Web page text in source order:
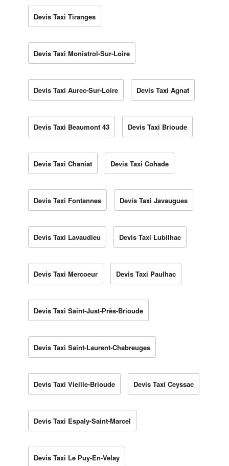
Devis Taxi Tiranges
Devis Taxi Monistrol-Sur-Loire
Devis Taxi Aurec-Sur-Loire Devis Taxi Agnat
Devis Taxi Beaumont 43 Devis Taxi Brioude
Devis Taxi Chaniat Devis Taxi Cohade
Devis Taxi Fontannes Devis Taxi Javaugues
Devis Taxi Lavaudieu Devis Taxi Lubilhac
Devis Taxi Mercoeur Devis Taxi Paulhac
Devis Taxi Saint-Just-Près-Brioude
Devis Taxi Saint-Laurent-Chabreuges
Devis Taxi Vieille-Brioude Devis Taxi Ceyssac
Devis Taxi Espaly-Saint-Marcel
Devis Taxi Le Puy-En-Velay